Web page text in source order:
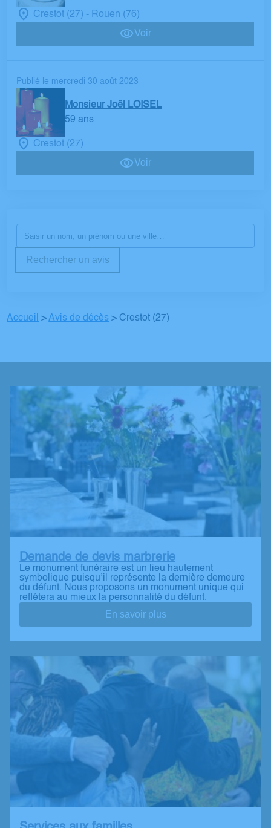
Crestot (27) - Rouen (76)
Voir
Publié le mercredi 30 août 2023
Monsieur Joël LOISEL
59 ans
Crestot (27)
Voir
Rechercher un avis
Accueil >Avis de décès > Crestot (27)
Demande de devis marbrerie
Le monument funéraire est un lieu hautement
symbolique puisqu’il représente la dernière demeure
du défunt. Nous proposons un monument unique qui
reflétera au mieux la personnalité du défunt.
En savoir plus